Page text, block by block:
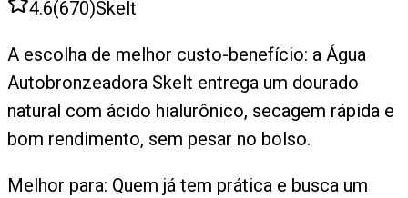
4.6(670)Skelt
A escolha de melhor custo-benefício: a Água
Autobronzeadora Skelt entrega um dourado
natural com ácido hialurônico, secagem rápida e
bom rendimento, sem pesar no bolso.
Melhor para: Quem já tem prática e busca um